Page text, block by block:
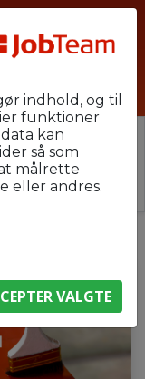
du kan
.
indhold, og til
funktioner
kan
så som
målrette
eller andres.
VALGTE